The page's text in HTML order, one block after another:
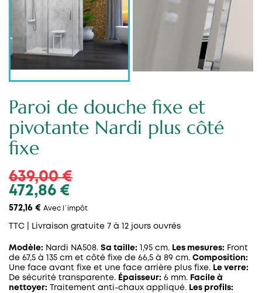
Paroi de douche fixe et
pivotante Nardi plus côté
fixe
639,00 €
472,86 €
572,16 € Avec l´impôt
TTC | Livraison gratuite 7 à 12 jours ouvrés
Modèle: Nardi NA508. Sa taille: 1,95 cm. Les mesures: Front
de 67,5 à 135 cm et côté fixe de 66,5 à 89 cm. Composition:
Une face avant fixe et une face arrière plus fixe. Le verre:
De sécurité transparente. Épaisseur: 6 mm. Facile à
nettoyer: Traitement anti-chaux appliqué. Les profils: